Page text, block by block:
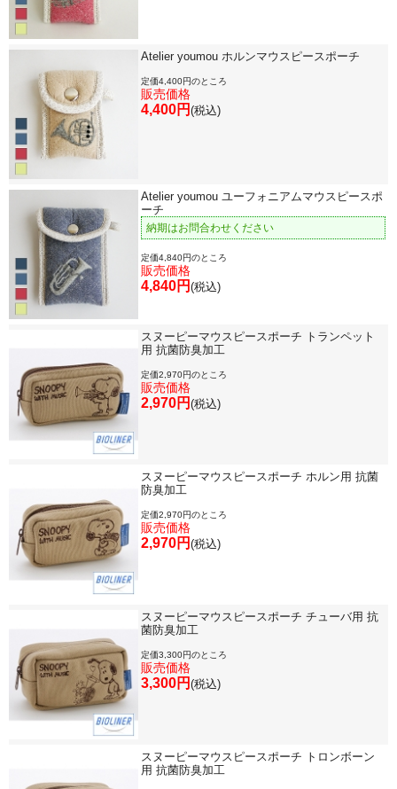
Atelier youmou ホルンマウスピースポーチ
定価4,400円のところ
販売価格
4,400円 (税込)
Atelier youmou ユーフォニアムマウスピースポ
ーチ
納期はお問合わせください
定価4,840円のところ
販売価格
4,840円 (税込)
スヌーピーマウスピースポーチ トランペット
用 抗菌防臭加工
定価2,970円のところ
販売価格
2,970円 (税込)
スヌーピーマウスピースポーチ ホルン用 抗菌
防臭加工
定価2,970円のところ
販売価格
2,970円 (税込)
スヌーピーマウスピースポーチ チューバ用 抗
菌防臭加工
定価3,300円のところ
販売価格
3,300円 (税込)
スヌーピーマウスピースポーチ トロンボーン
用 抗菌防臭加工